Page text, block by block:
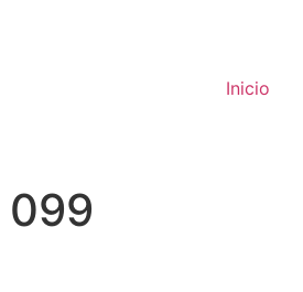
Inicio
099